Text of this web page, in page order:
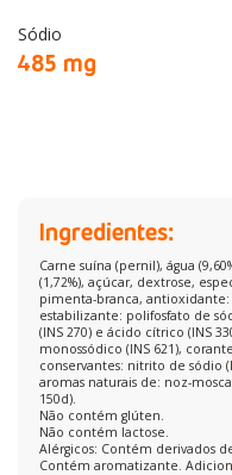
Sódio
485 mg
Ingredientes:
Carne suína (pernil), água
(1,72%), açúcar, dextrose,
pimenta-branca, antioxidante:
estabilizante: polifosfato de
(INS 270) e ácido cítrico (INS
monossódico (INS 621),
conservantes: nitrito de sódio
aromas naturais de: noz-
150d).
Não contém glúten.
Não contém lactose.
Alérgicos: Contém derivados
Contém aromatizante.